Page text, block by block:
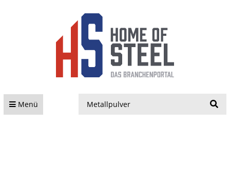
Menü